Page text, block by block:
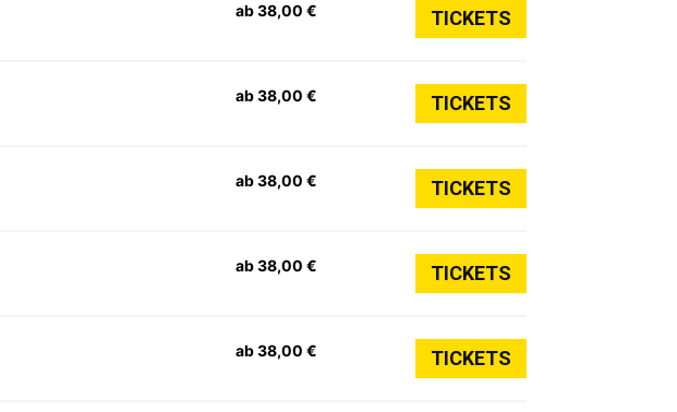
ab 38,00 € TICKETS
ab 38,00 € TICKETS
ab 38,00 € TICKETS
ab 38,00 € TICKETS
ab 38,00 € TICKETS